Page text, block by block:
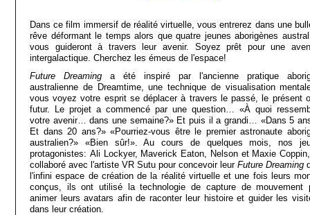
Dans ce film immersif de réalité virtuelle, vous entrerez dans une
rêve déformant le temps alors que quatre jeunes aborigènes
vous guideront à travers leur avenir. Soyez prêt pour une
intergalactique. Cherchez les émeus de l'espace!
‍Future Dreaming a été inspiré par l'ancienne pratique
australienne de Dreamtime, une technique de visualisation
vous voyez votre esprit se déplacer à travers le passé, le présent
futur. Le projet a commencé par une question… «À quoi
votre avenir… dans une semaine?» Et puis il a grandi… «Dans 5
Et dans 20 ans?» «Pourriez-vous être le premier astronaute
australien?» «Bien sûr!». Au cours de quelques mois, nos
protagonistes: Ali Lockyer, Maverick Eaton, Nelson et Maxie
collaboré avec l'artiste VR Sutu pour concevoir leur Future Dreaming
l'infini espace de création de la réalité virtuelle et une fois leurs
conçus, ils ont utilisé la technologie de capture de mouvement
animer leurs avatars afin de raconter leur histoire et guider les
dans leur création.